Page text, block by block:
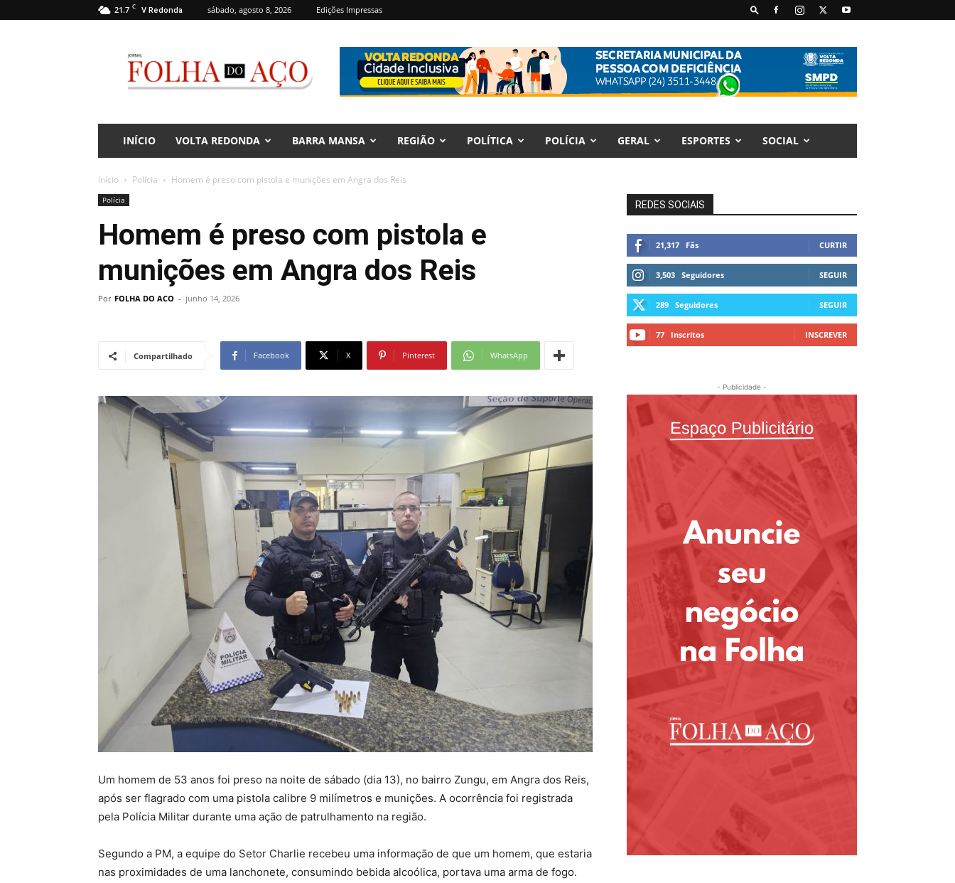
21.7 C V Redonda sábado, agosto 8, 2026 Edições Impressas
Folha
do
Aço
INÍCIO VOLTA REDONDA BARRA MANSA REGIÃO POLÍTICA POLÍCIA GERAL ESPORTES SOCIAL
Início Polícia Homem é preso com pistola e munições em Angra dos Reis
Polícia
Homem é preso com pistola e
munições em Angra dos Reis
Por FOLHA DO ACO - junho 14, 2026
Compartilhado Facebook X Pinterest WhatsApp
Um homem de 53 anos foi preso na noite de sábado (dia 13), no bairro Zungu, em Angra dos Reis,
após ser flagrado com uma pistola calibre 9 milímetros e munições. A ocorrência foi registrada
pela Polícia Militar durante uma ação de patrulhamento na região.
Segundo a PM, a equipe do Setor Charlie recebeu uma informação de que um homem, que estaria
nas proximidades de uma lanchonete, consumindo bebida alcoólica, portava uma arma de fogo.
REDES SOCIAIS
21,317 Fãs CURTIR
3,503 Seguidores SEGUIR
289 Seguidores SEGUIR
77 Inscritos INSCREVER
- Publicidade -